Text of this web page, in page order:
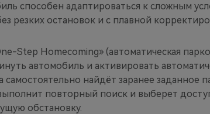
способен адаптироваться к сложным
резких остановок и с плавной
Step Homecoming» (автоматическая
автомобиль и активировать
найдёт заранее заданное
повторный поиск и выберет
обстановку.